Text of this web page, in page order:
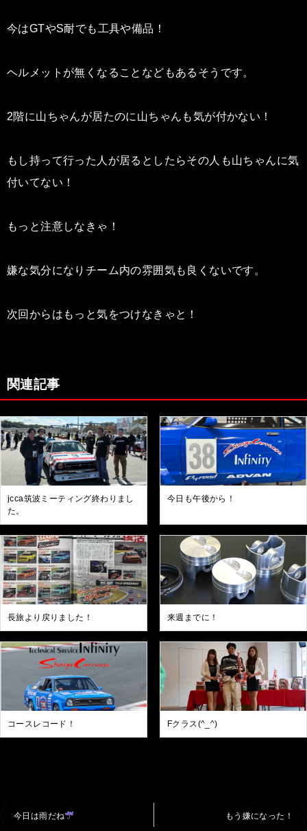
今はGTやS耐でも工具や備品！
ヘルメットが無くなることなどもあるそうです。
2階に山ちゃんが居たのに山ちゃんも気が付かない！
もし持って行った人が居るとしたらその人も山ちゃんに気
付いてない！
もっと注意しなきゃ！
嫌な気分になりチーム内の雰囲気も良くないです。
次回からはもっと気をつけなきゃと！
関連記事
jcca筑波ミーティング終わりまし
た。
今日も午後から！
長旅より戻りました！ 来週までに！
コースレコード！ Fクラス(^_^)
今日は雨だね もう嫌になった！